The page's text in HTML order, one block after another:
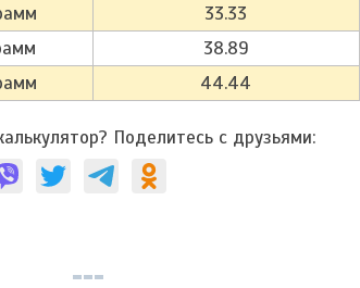
33.33
38.89
44.44
Поделитесь с друзьями: